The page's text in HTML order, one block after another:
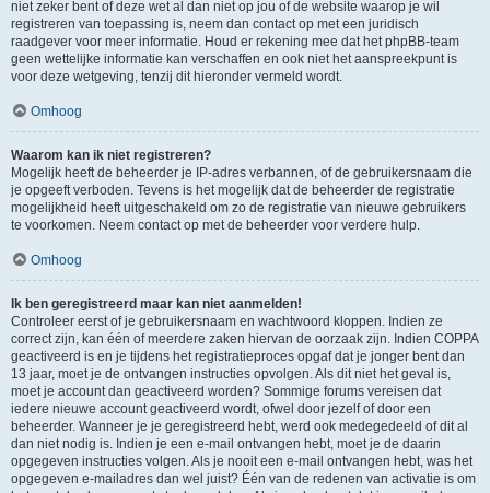
niet zeker bent of deze wet al dan niet op jou of de website waarop je wil
registreren van toepassing is, neem dan contact op met een juridisch
raadgever voor meer informatie. Houd er rekening mee dat het phpBB-team
geen wettelijke informatie kan verschaffen en ook niet het aanspreekpunt is
voor deze wetgeving, tenzij dit hieronder vermeld wordt.
Omhoog
Waarom kan ik niet registreren?
Mogelijk heeft de beheerder je IP-adres verbannen, of de gebruikersnaam die
je opgeeft verboden. Tevens is het mogelijk dat de beheerder de registratie
mogelijkheid heeft uitgeschakeld om zo de registratie van nieuwe gebruikers
te voorkomen. Neem contact op met de beheerder voor verdere hulp.
Omhoog
Ik ben geregistreerd maar kan niet aanmelden!
Controleer eerst of je gebruikersnaam en wachtwoord kloppen. Indien ze
correct zijn, kan één of meerdere zaken hiervan de oorzaak zijn. Indien COPPA
geactiveerd is en je tijdens het registratieproces opgaf dat je jonger bent dan
13 jaar, moet je de ontvangen instructies opvolgen. Als dit niet het geval is,
moet je account dan geactiveerd worden? Sommige forums vereisen dat
iedere nieuwe account geactiveerd wordt, ofwel door jezelf of door een
beheerder. Wanneer je je geregistreerd hebt, werd ook medegedeeld of dit al
dan niet nodig is. Indien je een e-mail ontvangen hebt, moet je de daarin
opgegeven instructies volgen. Als je nooit een e-mail ontvangen hebt, was het
opgegeven e-mailadres dan wel juist? Één van de redenen van activatie is om